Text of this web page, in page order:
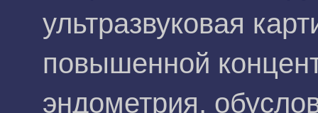
ультразвуковая
повышенной
эндометрия,